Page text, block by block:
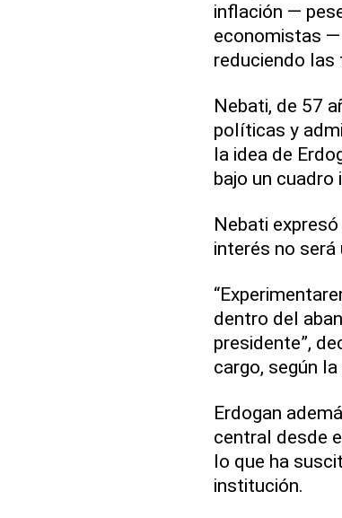
inflación —
economistas —
reduciendo las
Nebati, de 57
políticas y
la idea de
bajo un cuadro
Nebati
interés no será
dentro del
presidente”,
cargo, según
Erdogan
central desde
lo que ha
institución.